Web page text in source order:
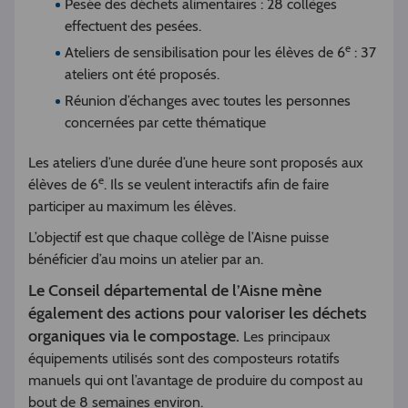
Pesée des déchets alimentaires : 28 collèges
effectuent des pesées.
Ateliers de sensibilisation pour les élèves de 6e : 37
ateliers ont été proposés.
Réunion d’échanges avec toutes les personnes
concernées par cette thématique
Les ateliers d’une durée d’une heure sont proposés aux
élèves de 6e. Ils se veulent interactifs afin de faire
participer au maximum les élèves.
L’objectif est que chaque collège de l’Aisne puisse
bénéficier d’au moins un atelier par an.
Le Conseil départemental de l’Aisne mène
également des actions pour valoriser les déchets
organiques via le compostage. Les principaux
équipements utilisés sont des composteurs rotatifs
manuels qui ont l’avantage de produire du compost au
bout de 8 semaines environ.